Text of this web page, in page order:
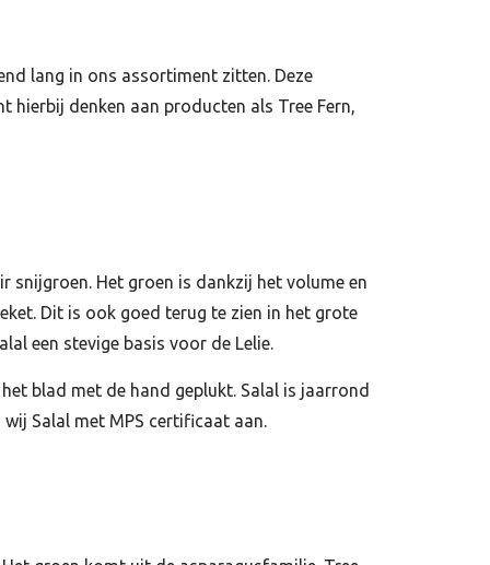
lang in ons assortiment zitten. Deze
denken aan producten als Tree Fern,
snijgroen. Het groen is dankzij het volume en
Dit is ook goed terug te zien in het grote
een stevige basis voor de Lelie.
blad met de hand geplukt. Salal is jaarrond
Salal met MPS certificaat aan.